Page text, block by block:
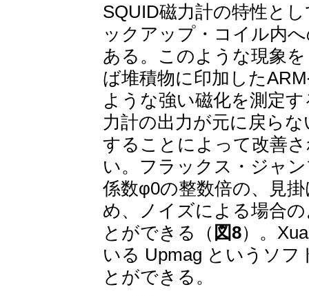
SQUID磁力計の特性と
ックアップ・コイル内
ある。このような現象
ば堆積物に印加した
ような強い磁化を測定
力計の出力が元に戻ら
することによって改善
い。フラックス・ジャ
係数φ0の整数倍の、見
め、ノイズによる場合
とができる（ 図8）。
いる Upmag というソ
とができる。